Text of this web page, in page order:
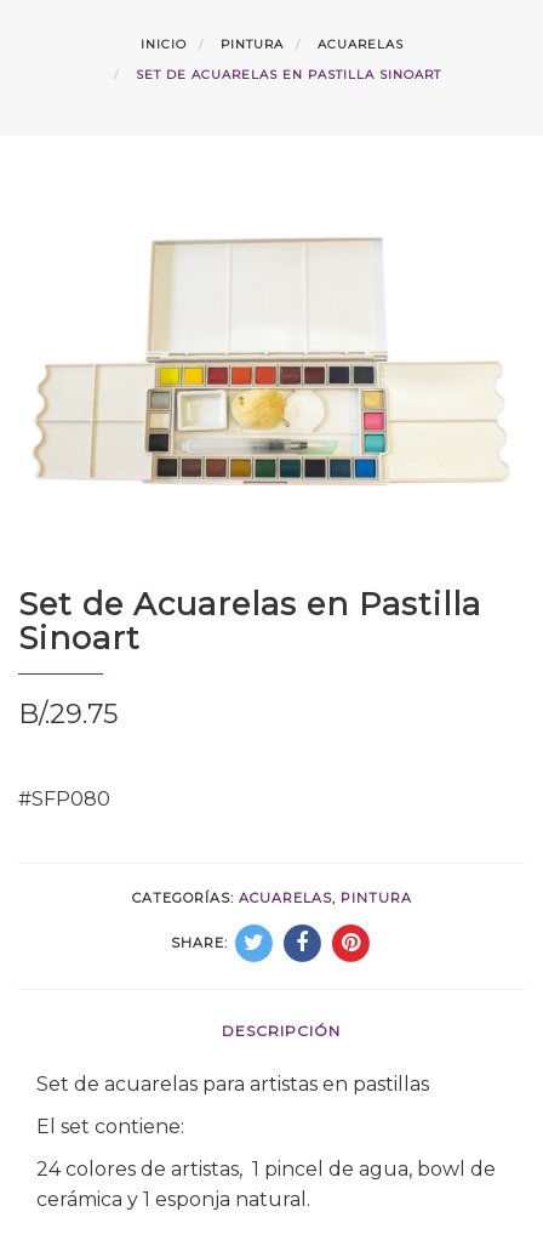
INICIO PINTURA
ACUARELAS
SET DE ACUARELAS EN PASTILLA SINOART
Set de Acuarelas en Pastilla
Sinoart
B/.29.75
#SFP080
CATEGORÍAS: ACUARELAS, PINTURA
SHARE:
DESCRIPCIÓN
Set de acuarelas para artistas en pastillas
El set contiene:
24 colores de artistas, 1 pincel de agua, bowl de
cerámica y 1 esponja natural.